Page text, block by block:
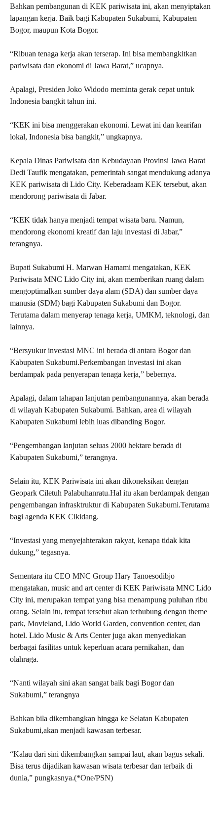
Bahkan pembangunan di KEK pariwisata ini, akan menyiptakan
lapangan kerja. Baik bagi Kabupaten Sukabumi, Kabupaten
Bogor, maupun Kota Bogor.
“Ribuan tenaga kerja akan terserap. Ini bisa membangkitkan
pariwisata dan ekonomi di Jawa Barat,” ucapnya.
Apalagi, Presiden Joko Widodo meminta gerak cepat untuk
Indonesia bangkit tahun ini.
“KEK ini bisa menggerakan ekonomi. Lewat ini dan kearifan
lokal, Indonesia bisa bangkit,” ungkapnya.
Kepala Dinas Pariwisata dan Kebudayaan Provinsi Jawa Barat
Dedi Taufik mengatakan, pemerintah sangat mendukung adanya
KEK pariwisata di Lido City. Keberadaam KEK tersebut, akan
mendorong pariwisata di Jabar.
“KEK tidak hanya menjadi tempat wisata baru. Namun,
mendorong ekonomi kreatif dan laju investasi di Jabar,”
terangnya.
Bupati Sukabumi H. Marwan Hamami mengatakan, KEK
Pariwisata MNC Lido City ini, akan memberikan ruang dalam
mengoptimalkan sumber daya alam (SDA) dan sumber daya
manusia (SDM) bagi Kabupaten Sukabumi dan Bogor.
Terutama dalam menyerap tenaga kerja, UMKM, teknologi, dan
lainnya.
“Bersyukur investasi MNC ini berada di antara Bogor dan
Kabupaten Sukabumi.Perkembangan investasi ini akan
berdampak pada penyerapan tenaga kerja,” bebernya.
Apalagi, dalam tahapan lanjutan pembangunannya, akan berada
di wilayah Kabupaten Sukabumi. Bahkan, area di wilayah
Kabupaten Sukabumi lebih luas dibanding Bogor.
“Pengembangan lanjutan seluas 2000 hektare berada di
Kabupaten Sukabumi,” terangnya.
Selain itu, KEK Pariwisata ini akan dikoneksikan dengan
Geopark Ciletuh Palabuhanratu.Hal itu akan berdampak dengan
pengembangan infrasktruktur di Kabupaten Sukabumi.Terutama
bagi agenda KEK Cikidang.
“Investasi yang menyejahterakan rakyat, kenapa tidak kita
dukung,” tegasnya.
Sementara itu CEO MNC Group Hary Tanoesodibjo
mengatakan, music and art center di KEK Pariwisata MNC Lido
City ini, merupakan tempat yang bisa menampung puluhan ribu
orang. Selain itu, tempat tersebut akan terhubung dengan theme
park, Movieland, Lido World Garden, convention center, dan
hotel. Lido Music & Arts Center juga akan menyediakan
berbagai fasilitas untuk keperluan acara pernikahan, dan
olahraga.
“Nanti wilayah sini akan sangat baik bagi Bogor dan
Sukabumi,” terangnya
Bahkan bila dikembangkan hingga ke Selatan Kabupaten
Sukabumi,akan menjadi kawasan terbesar.
“Kalau dari sini dikembangkan sampai laut, akan bagus sekali.
Bisa terus dijadikan kawasan wisata terbesar dan terbaik di
dunia,” pungkasnya.(*One/PSN)